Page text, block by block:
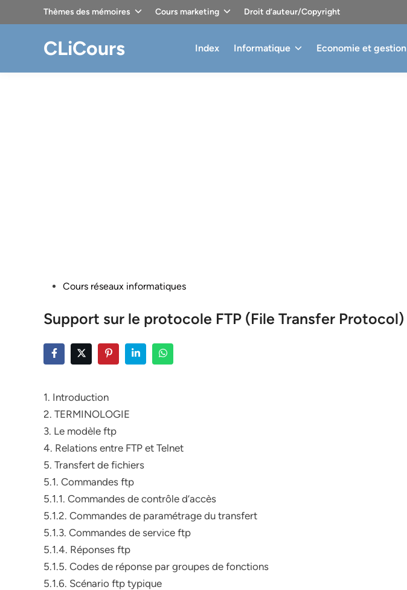
Thèmes des mémoires Cours marketing Droit d’auteur/Copyright
CLiCours Index Informatique Economie et gestion
PostedCours réseaux informatiques
Support sur le protocole FTP (File Transfer Protocol)
1. Introduction
2. TERMINOLOGIE
3. Le modèle ftp
4. Relations entre FTP et Telnet
5. Transfert de fichiers
5.1. Commandes ftp
5.1.1. Commandes de contrôle d’accès
5.1.2. Commandes de paramétrage du transfert
5.1.3. Commandes de service ftp
5.1.4. Réponses ftp
5.1.5. Codes de réponse par groupes de fonctions
5.1.6. Scénario ftp typique